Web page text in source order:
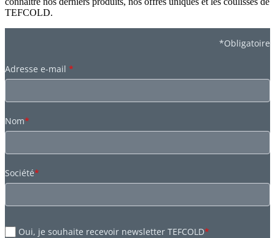
TEFCOLD.
*Obligatoire
Adresse e-mail *
Nom*
Société*
Oui, je souhaite recevoir newsletter TEFCOLD*